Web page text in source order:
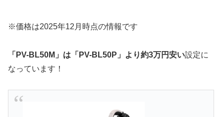
※価格は2025年12月時点の情報です
「PV-BL50M」は「PV-BL50P」より約3万円安い設定に
なっています！